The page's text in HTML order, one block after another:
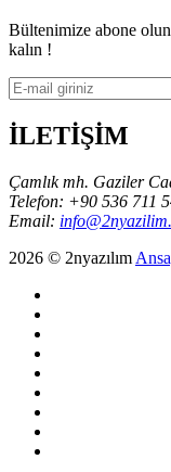
Bültenimize abone
kalın !
İLETİŞİM
Çamlık mh. Gaziler
Telefon: +90 536 711
Email:
2026 © 2nyazılım